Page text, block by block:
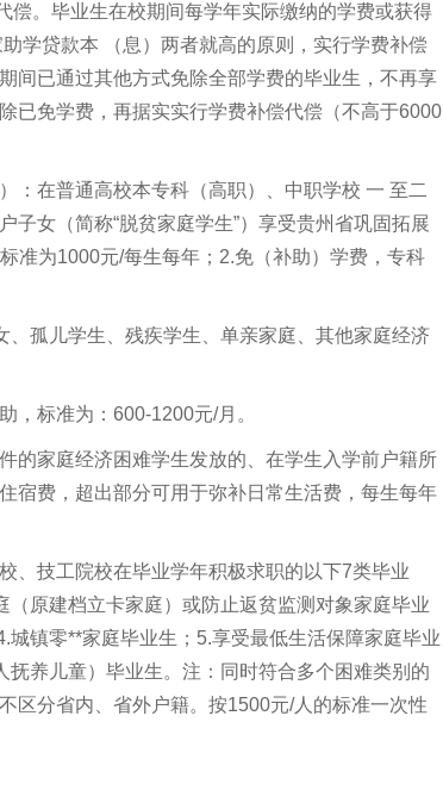
。毕业生在校期间每学年实际缴纳的学费或获得
学贷款本 （息）两者就高的原则，实行学费补偿
间已通过其他方式免除全部学费的毕业生，不再享
已免学费，再据实实行学费补偿代偿（不高于6000
：在普通高校本专科（高职）、中职学校 一 至二
女（简称“脱贫家庭学生”）享受贵州省巩固拓展
准为1000元/每生每年；2.免（补助）学费，专科
、孤儿学生、残疾学生、单亲家庭、其他家庭经济
，标准为：600-1200元/月。
的家庭经济困难学生发放的、在学生入学前户籍所
宿费，超出部分可用于弥补日常生活费，每生每年
、技工院校在毕业学年积极求职的以下7类毕业
原建档立卡家庭）或防止返贫监测对象家庭毕业
镇零**家庭毕业生；5.享受最低生活保障家庭毕业
养儿童）毕业生。注：同时符合多个困难类别的
区分省内、省外户籍。按1500元/人的标准一次性